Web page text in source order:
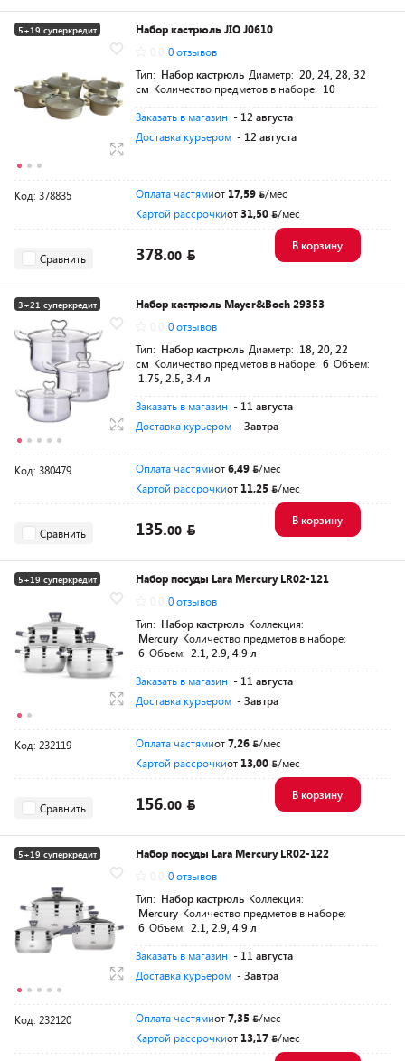
5+19 суперкредит
Набор кастрюль JIO J0610
0 отзывов
Тип: Набор кастрюль Диаметр: 20, 24, 28, 32
см Количество предметов в наборе: 10
Заказать в магазин - 12 августа
Доставка курьером - 12 августа
Код: 378835 Оплата частямиот 17,59
/мес
Картой рассрочкиот31,50 /мес
Сравнить 378.00
В корзину
3+21 суперкредит
Набор кастрюль Mayer&Boch 29353
0 отзывов
Тип: Набор кастрюль Диаметр: 18, 20, 22
см Количество предметов в наборе: 6 Объем:
1.75, 2.5, 3.4 л
Заказать в магазин - 11 августа
Доставка курьером - Завтра
Код: 380479 Оплата частямиот6,49
/мес
Картой рассрочкиот 11,25 /мес
Сравнить 135.00
В корзину
5+19 суперкредит
Набор посуды Lara Mercury LR02-121
0 отзывов
Тип: Набор кастрюль Коллекция:
Mercury Количество предметов в наборе:
6 Объем: 2.1, 2.9, 4.9 л
Заказать в магазин - 11 августа
Доставка курьером - Завтра
Код: 232119 Оплата частямиот7,26
/мес
Картой рассрочкиот 13,00 /мес
Сравнить 156.00
В корзину
5+19 суперкредит
Набор посуды Lara Mercury LR02-122
0 отзывов
Тип: Набор кастрюль Коллекция:
Mercury Количество предметов в наборе:
6 Объем: 2.1, 2.9, 4.9 л
Заказать в магазин - 11 августа
Доставка курьером - Завтра
Код: 232120 Оплата частямиот7,35
/мес
Картой рассрочкиот 13,17 /мес